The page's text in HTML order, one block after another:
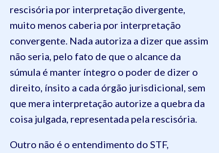
rescisória por interpretação divergente,
muito menos caberia por interpretação
convergente. Nada autoriza a dizer que assim
não seria, pelo fato de que o alcance da
súmula é manter íntegro o poder de dizer o
direito, ínsito a cada órgão jurisdicional, sem
que mera interpretação autorize a quebra da
coisa julgada, representada pela rescisória.
Outro não é o entendimento do STF,